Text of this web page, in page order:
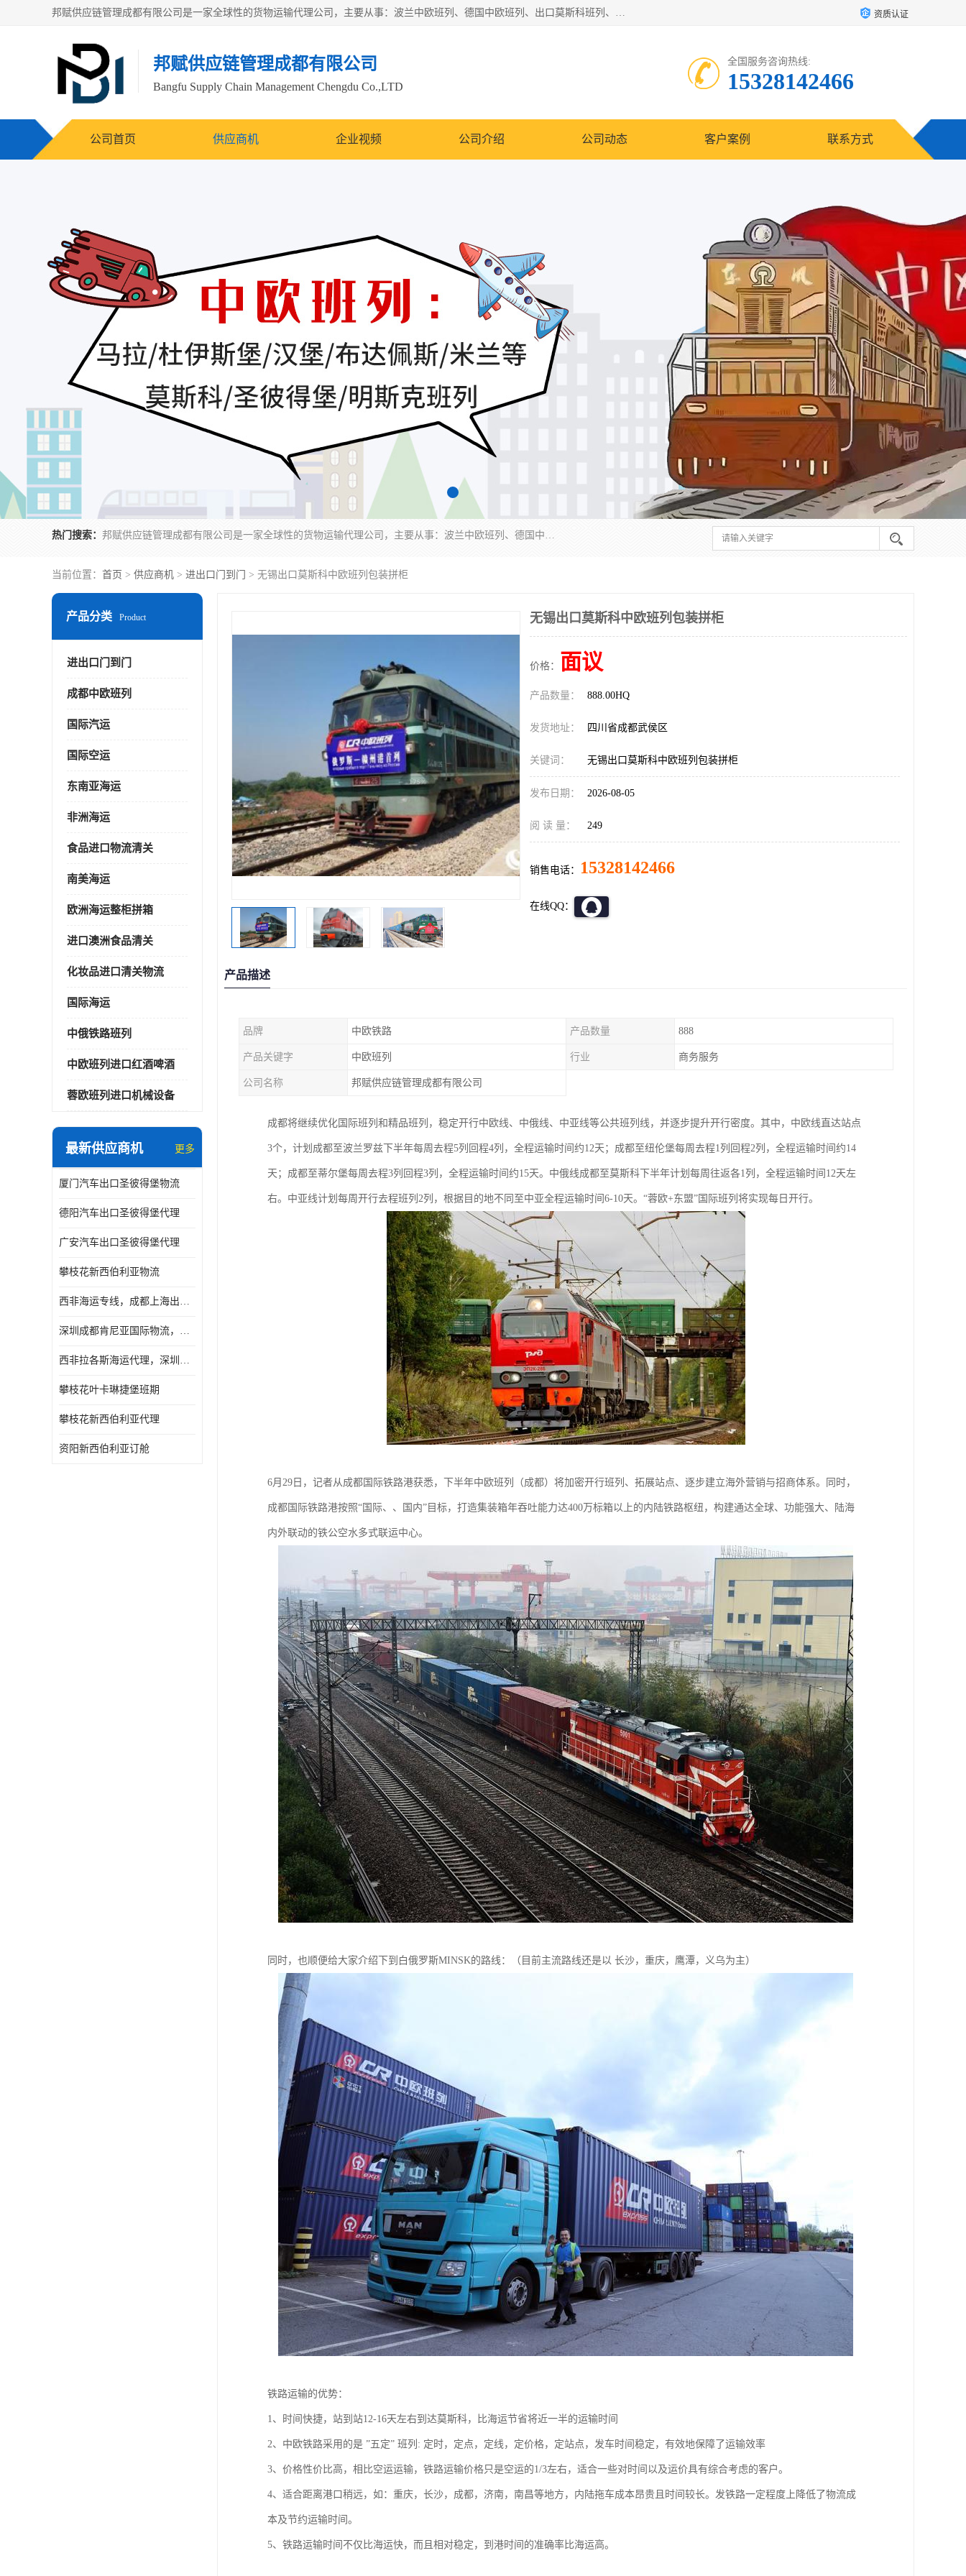
邦赋供应链管理成都有限公司是一家全球性的货物运输代理公司，主要从事：波兰中欧班列、德国中欧班列、出口莫斯科班列、中欧班列进口、蓉欧铁路、成都出口空运等业务，同时亦提供报关、报检、仓储、码头操作等服务。 资质认证
邦赋供应链管理成都有限公司
Bangfu Supply Chain Management Chengdu Co.,LTD
全国服务咨询热线:
15328142466
公司首页 供应商机 企业视频 公司介绍 公司动态 客户案例 联系方式
热门搜索： 邦赋供应链管理成都有限公司是一家全球性的货物运输代理公司，主要从事：波兰中欧班列、德国中欧班列、出口莫斯科班列、中欧班列进口、蓉欧铁路、成都出口空运等业务，同时亦提供报关、报检、仓储、码头操作等服务。
当前位置： 首页 > 供应商机 > 进出口门到门 > 无锡出口莫斯科中欧班列包装拼柜
产品分类 Product
进出口门到门
成都中欧班列
国际汽运
国际空运
东南亚海运
非洲海运
食品进口物流清关
南美海运
欧洲海运整柜拼箱
进口澳洲食品清关
化妆品进口清关物流
国际海运
中俄铁路班列
中欧班列进口红酒啤酒
蓉欧班列进口机械设备
最新供应商机 更多
厦门汽车出口圣彼得堡物流
德阳汽车出口圣彼得堡代理
广安汽车出口圣彼得堡代理
攀枝花新西伯利亚物流
西非海运专线，成都上海出口纳米比亚海运
深圳成都肯尼亚国际物流，成都非洲物流公司
西非拉各斯海运代理，深圳成都拉各斯海运
攀枝花叶卡琳捷堡班期
攀枝花新西伯利亚代理
资阳新西伯利亚订舱
无锡出口莫斯科中欧班列包装拼柜
价格： 面议
产品数量： 888.00HQ
发货地址： 四川省成都武侯区
关键词： 无锡出口莫斯科中欧班列包装拼柜
发布日期： 2026-08-05
阅 读 量： 249
销售电话： 15328142466
在线QQ：
产品描述
品牌 中欧铁路 产品数量 888
产品关键字 中欧班列 行业 商务服务
公司名称 邦赋供应链管理成都有限公司
成都将继续优化国际班列和精品班列，稳定开行中欧线、中俄线、中亚线等公共班列线，并逐步提升开行密度。其中，中欧线直达站点
3个，计划成都至波兰罗兹下半年每周去程5列回程4列，全程运输时间约12天；成都至纽伦堡每周去程1列回程2列，全程运输时间约14
天；成都至蒂尔堡每周去程3列回程3列，全程运输时间约15天。中俄线成都至莫斯科下半年计划每周往返各1列，全程运输时间12天左
右。中亚线计划每周开行去程班列2列，根据目的地不同至中亚全程运输时间6-10天。“蓉欧+东盟”国际班列将实现每日开行。
6月29日，记者从成都国际铁路港获悉，下半年中欧班列（成都）将加密开行班列、拓展站点、逐步建立海外营销与招商体系。同时，
成都国际铁路港按照“国际、、国内”目标，打造集装箱年吞吐能力达400万标箱以上的内陆铁路枢纽，构建通达全球、功能强大、陆海
内外联动的铁公空水多式联运中心。
同时，也顺便给大家介绍下到白俄罗斯MINSK的路线：（目前主流路线还是以 长沙，重庆，鹰潭，义乌为主）
铁路运输的优势：
1、时间快捷，站到站12-16天左右到达莫斯科，比海运节省将近一半的运输时间
2、中欧铁路采用的是 ”五定” 班列: 定时，定点，定线，定价格，定站点，发车时间稳定，有效地保障了运输效率
3、价格性价比高，相比空运运输，铁路运输价格只是空运的1/3左右，适合一些对时间以及运价具有综合考虑的客户。
4、适合距离港口稍远，如：重庆，长沙，成都，济南，南昌等地方，内陆拖车成本昂贵且时间较长。发铁路一定程度上降低了物流成
本及节约运输时间。
5、铁路运输时间不仅比海运快，而且相对稳定，到港时间的准确率比海运高。